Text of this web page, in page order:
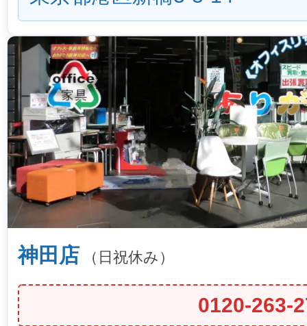
神田店 （日祝休み）
0120-263-